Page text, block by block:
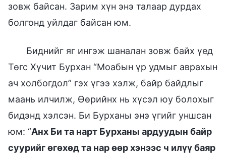
зовж байсан. Зарим хүн энэ талаар дурдах
болгонд уйлдаг байсан юм.
Биднийг яг ингэж шаналан зовж байх үед
Төгс Хүчит Бурхан “Моабын үр удмыг аврахын
ач холбогдол” гэх үгээ хэлж, байр байдлыг
маань илчилж, Өөрийнх нь хүсэл юу болохыг
бидэнд хэлсэн. Би Бурханы энэ үгийг уншсан
юм: “Анх Би та нарт Бурханы ардуудын байр
суурийг өгөхөд та нар өөр хэнээс ч илүү баяр